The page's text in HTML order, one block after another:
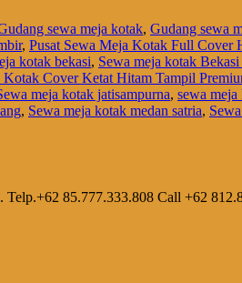
sewa meja kotak, Gudang sewa
, Pusat Sewa Meja Kotak Full Cover
kotak bekasi, Sewa meja kotak Bekasi
Kotak Cover Ketat Hitam Tampil
meja kotak jatisampurna, sewa
, Sewa meja kotak medan satria,
85.777.333.808 Call +62